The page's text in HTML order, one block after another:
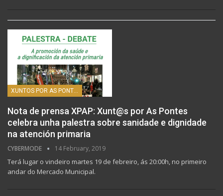
Nota de prensa XPAP: Xunt@s por As Pontes
celebra unha palestra sobre sanidade e dignidade
na atención primaria
CYBERMODE 14 February, 2019
Terá lugar o vindeiro martes 19 de febreiro, ás 20:00h, no primeiro
andar do Mercado Municipal.